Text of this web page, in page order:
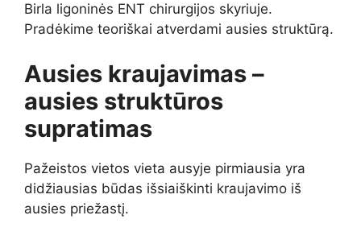
Birla ligoninės ENT chirurgijos skyriuje.
Pradėkime teoriškai atverdami ausies struktūrą.
Ausies kraujavimas –
ausies struktūros
supratimas
Pažeistos vietos vieta ausyje pirmiausia yra
didžiausias būdas išsiaiškinti kraujavimo iš
ausies priežastį.